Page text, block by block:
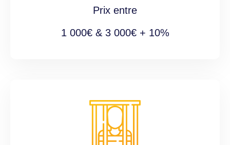
Prix entre
1 000€ & 3 000€ + 10%